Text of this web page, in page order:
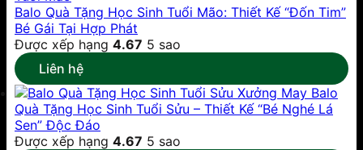
Balo Quà Tặng Học Sinh Tuổi Mão: Thiết Kế “Đốn Tim”
Bé Gái Tại Hợp Phát
Được xếp hạng 4.67 5 sao
Liên hệ
Xưởng May Balo
Quà Tặng Học Sinh Tuổi Sửu – Thiết Kế “Bé Nghé Lá
Sen” Độc Đáo
Được xếp hạng 4.67 5 sao